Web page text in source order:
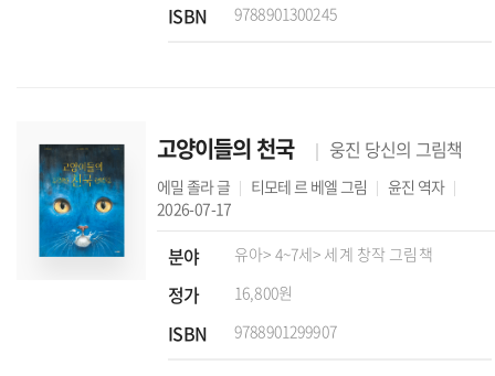
ISBN 9788901300245
고양이들의 천국 웅진 당신의 그림책
에밀 졸라글 티모테 르 베엘그림 윤진 역자
2026-07-17
분야 유아> 4~7세> 세계 창작 그림책
정가 16,800원
ISBN 9788901299907